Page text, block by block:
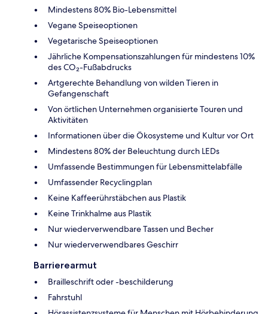
Mindestens 80% Bio-Lebensmittel
Vegane Speiseoptionen
Vegetarische Speiseoptionen
Jährliche Kompensationszahlungen für mindestens 10%
des CO₂-Fußabdrucks
Artgerechte Behandlung von wilden Tieren in
Gefangenschaft
Von örtlichen Unternehmen organisierte Touren und
Aktivitäten
Informationen über die Ökosysteme und Kultur vor Ort
Mindestens 80% der Beleuchtung durch LEDs
Umfassende Bestimmungen für Lebensmittelabfälle
Umfassender Recyclingplan
Keine Kaffeerührstäbchen aus Plastik
Keine Trinkhalme aus Plastik
Nur wiederverwendbare Tassen und Becher
Nur wiederverwendbares Geschirr
Barrierearmut
Brailleschrift oder -beschilderung
Fahrstuhl